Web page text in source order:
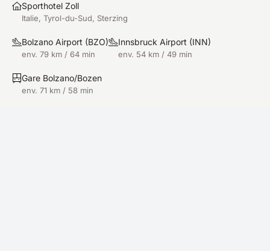
Sporthotel Zoll
Italie, Tyrol-du-Sud, Sterzing
Bolzano Airport (BZO)
env. 79 km / 64 min
Innsbruck Airport (INN)
env. 54 km / 49 min
Gare Bolzano/Bozen
env. 71 km / 58 min